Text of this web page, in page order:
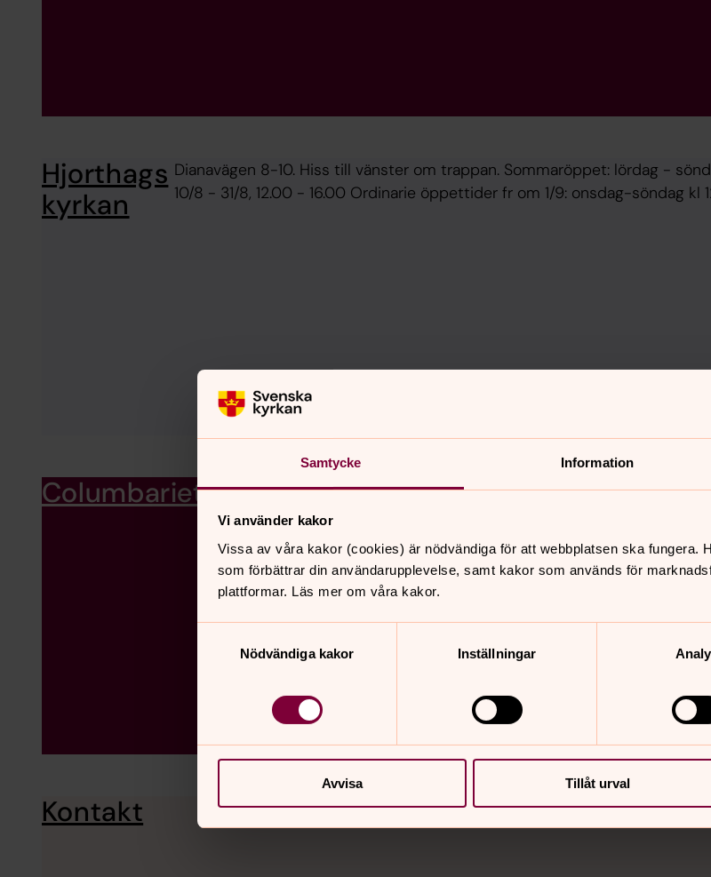
Samtycke Information
Vi använder kakor
Vissa av våra kakor (cookies) är nödvändiga för att webbplatsen ska fungera.
som förbättrar din användarupplevelse, samt kakor som används för
plattformar. Läs mer om våra kakor.
Nödvändiga kakor
Inställningar
Avvisa Tillåt urval
Hjorthags
kyrkan
Dianavägen 8-10. Hiss till vänster om trappan. Sommaröppet: lördag -
10/8 - 31/8, 12.00 - 16.00 Ordinarie öppettider fr om 1/9: onsdag-söndag kl
ColumbarietKarlavägen 13. Columbariet är i markplan. Tisdag – söndag
Kontakt